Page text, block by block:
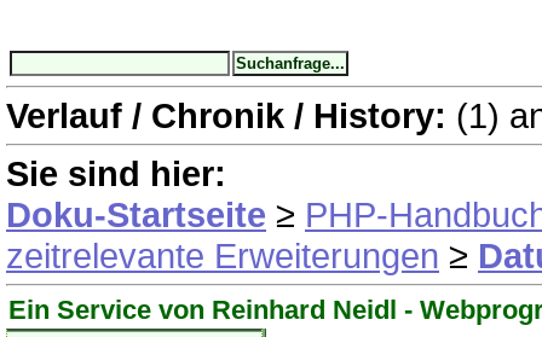
Verlauf / Chronik / History: (1)
Sie sind hier:
Doku-Startseite ≥ PHP-
zeitrelevante Erweiterungen ≥
Ein Service von Reinhard Neidl -